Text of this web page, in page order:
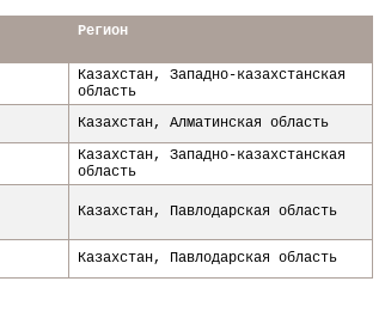
Регион
Казахстан, Западно-казахстанская
область
Казахстан, Алматинская область
Казахстан, Западно-казахстанская
область
Казахстан, Павлодарская область
Казахстан, Павлодарская область